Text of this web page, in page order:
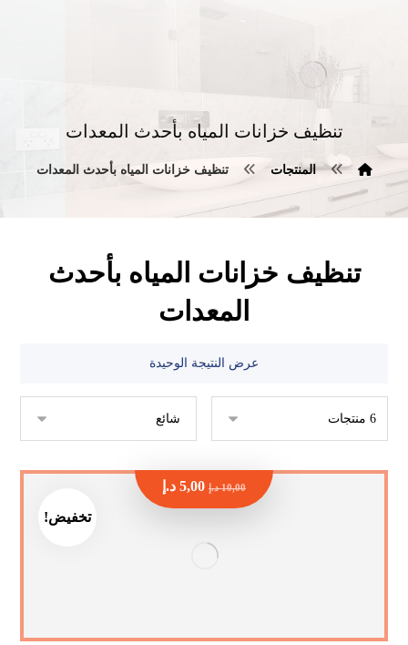
تنظيف خزانات المياه بأحدث المعدات
المنتجات تنظيف خزانات المياه بأحدث المعدات
تنظيف خزانات المياه بأحدث
المعدات
عرض النتيجة الوحيدة
تخفيض!
10,00 د.إ 5,00 د.إ